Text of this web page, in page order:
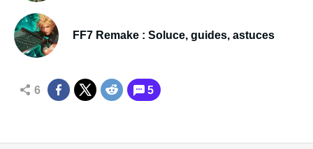
FF7 Remake : Soluce, guides, astuces
6 5